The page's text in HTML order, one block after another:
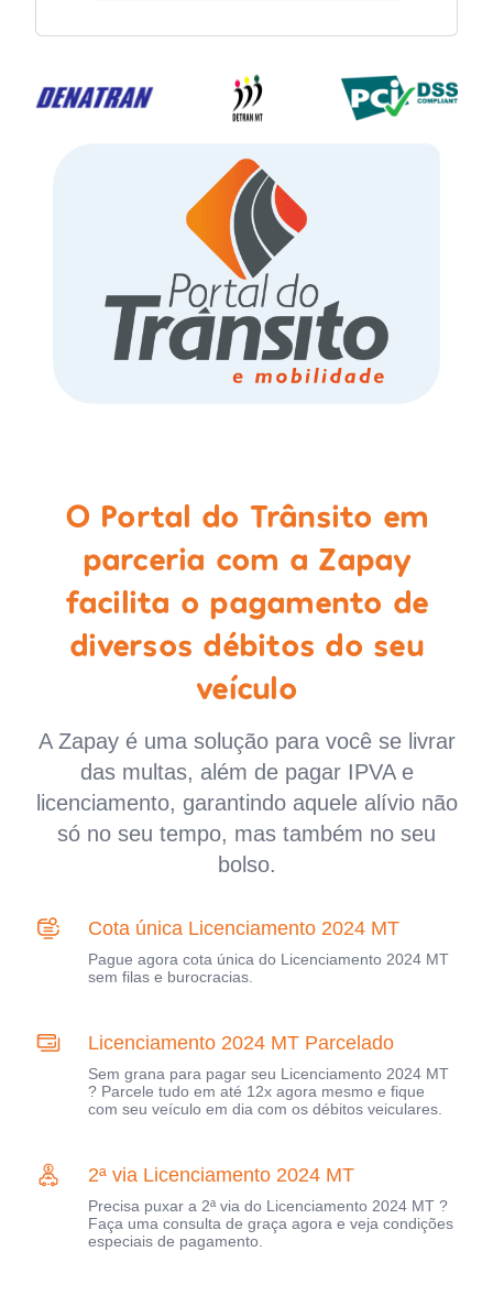
O Portal do Trânsito em
parceria com a Zapay
facilita o pagamento de
diversos débitos do seu
veículo
A Zapay é uma solução para você se livrar
das multas, além de pagar IPVA e
licenciamento, garantindo aquele alívio não
só no seu tempo, mas também no seu
bolso.
Cota única Licenciamento 2024 MT
Pague agora cota única do Licenciamento 2024 MT
sem filas e burocracias.
Licenciamento 2024 MT Parcelado
Sem grana para pagar seu Licenciamento 2024 MT
? Parcele tudo em até 12x agora mesmo e fique
com seu veículo em dia com os débitos veiculares.
2ª via Licenciamento 2024 MT
Precisa puxar a 2ª via do Licenciamento 2024 MT ?
Faça uma consulta de graça agora e veja condições
especiais de pagamento.